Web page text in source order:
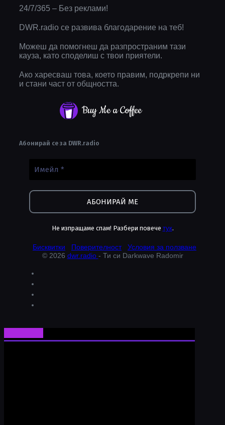
24/7/365 – Без реклами!
DWR.radio се развива благодарение на теб!
Можеш да помогнеш да разпространим тази
кауза, като споделиш с твои приятели.
Ако харесваш това, което правим, подркрепи ни
и стани част от общността.
Buy Me a Coffee
Абонирай се за DWR.radio
Не изпращаме спам! Разбери повече тук.
Бисквитки Поверителност
Условия за ползване
© 2026 dwr.radio - Ти си Darkwave Radomir